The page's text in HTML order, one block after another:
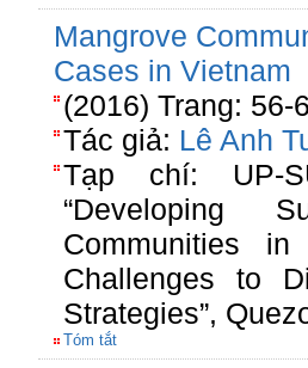
Mangrove
Cases in Vietnam
(2016) Trang: 56-
Tác giả: Lê Anh
Tạp chí: UP-
“Developing
Communities
Challenges to
Strategies”,
Tóm tắt